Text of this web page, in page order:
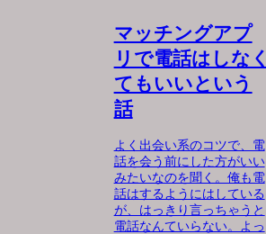
マッチングアプ
リで電話はしなく
てもいいという
話
よく出会い系のコツで、電
話を会う前にした方がいい
みたいなのを聞く。俺も電
話はするようにはしている
が、はっきり言っちゃうと
電話なんていらない。よっ